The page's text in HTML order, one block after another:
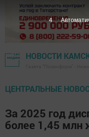
НОВОСТИ
ЦЕНТРАЛЬНЫЕ
За 2025 год
более 1,45 млн
3